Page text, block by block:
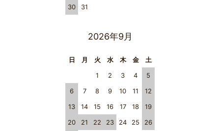
30
31
2026年9月
日 月 火 水 木 金
土
1
2 3 4
5
6
7 8 9 10 11
12
13
14 15 16 17 18
19
20
21 22 23 24 25
26